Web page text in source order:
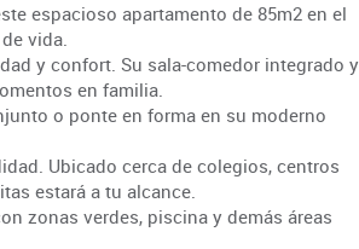
espacioso apartamento de 85m2 en el
vida.
y confort. Su sala-comedor integrado y
en familia.
o ponte en forma en su moderno
Ubicado cerca de colegios, centros
estará a tu alcance.
zonas verdes, piscina y demás áreas